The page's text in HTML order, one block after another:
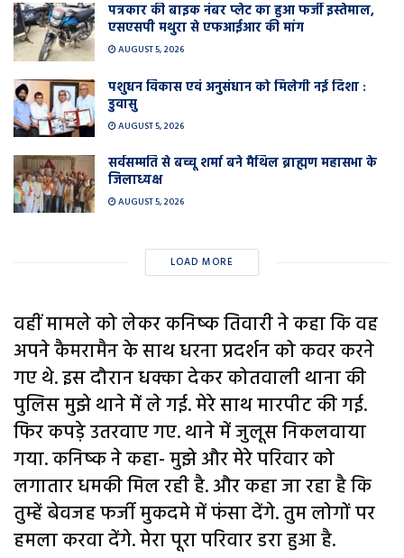
पत्रकार की बाइक नंबर प्लेट का हुआ फर्जी इस्तेमाल,
एसएसपी मथुरा से एफआईआर की मांग
AUGUST 5, 2026
पशुधन विकास एवं अनुसंधान को मिलेगी नई दिशा :
डुवासु
AUGUST 5, 2026
सर्वसम्मति से बच्चू शर्मा बने मैथिल ब्राह्मण महासभा के
जिलाध्यक्ष
AUGUST 5, 2026
LOAD MORE
वहीं मामले को लेकर कनिष्क तिवारी ने कहा कि वह
अपने कैमरामैन के साथ धरना प्रदर्शन को कवर करने
गए थे. इस दौरान धक्का देकर कोतवाली थाना की
पुलिस मुझे थाने में ले गई. मेरे साथ मारपीट की गई.
फिर कपड़े उतरवाए गए. थाने में जुलूस निकलवाया
गया. कनिष्क ने कहा- मुझे और मेरे परिवार को
लगातार धमकी मिल रही है. और कहा जा रहा है कि
तुम्हें बेवजह फर्जी मुकदमे में फंसा देंगे. तुम लोगों पर
हमला करवा देंगे. मेरा पूरा परिवार डरा हुआ है.